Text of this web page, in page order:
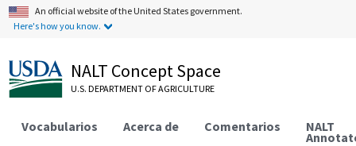
An official website of the United States government.
Here's how you know.
NALT Concept Space
U.S. DEPARTMENT OF AGRICULTURE
Vocabularios Acerca de Comentarios NALT